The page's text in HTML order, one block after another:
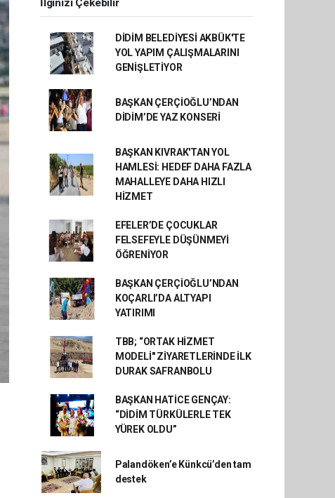
İlginizi Çekebilir
DİDİM BELEDİYESİ AKBÜK'TE
YOL YAPIM ÇALIŞMALARINI
GENİŞLETİYOR
BAŞKAN ÇERÇİOĞLU’NDAN
DİDİM’DE YAZ KONSERİ
BAŞKAN KIVRAK'TAN YOL
HAMLESİ: HEDEF DAHA FAZLA
MAHALLEYE DAHA HIZLI
HİZMET
EFELER’DE ÇOCUKLAR
FELSEFEYLE DÜŞÜNMEYİ
ÖĞRENİYOR
BAŞKAN ÇERÇİOĞLU’NDAN
KOÇARLI’DA ALTYAPI
YATIRIMI
TBB; “ORTAK HİZMET
MODELİ" ZİYARETLERİNDE İLK
DURAK SAFRANBOLU
BAŞKAN HATİCE GENÇAY:
“DİDİM TÜRKÜLERLE TEK
YÜREK OLDU”
Palandöken’e Künkcü’den tam
destek